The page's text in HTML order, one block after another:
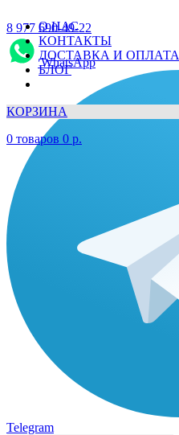
О НАС
КОНТАКТЫ
ДОСТАВКА И ОПЛАТА
БЛОГ
КОРЗИНА
0 товаров 0 р.
8 977 690-49-22
WhatsApp
Telegram